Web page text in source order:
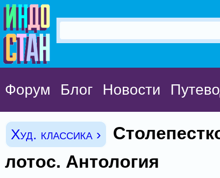
Форум Блог Новости
Худ. классика ›
лотос. Антология